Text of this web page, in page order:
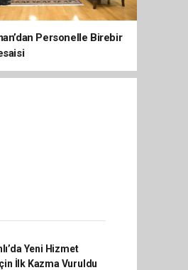
Personelle Birebir
Yeni Hizmet
İlk Kazma Vuruldu